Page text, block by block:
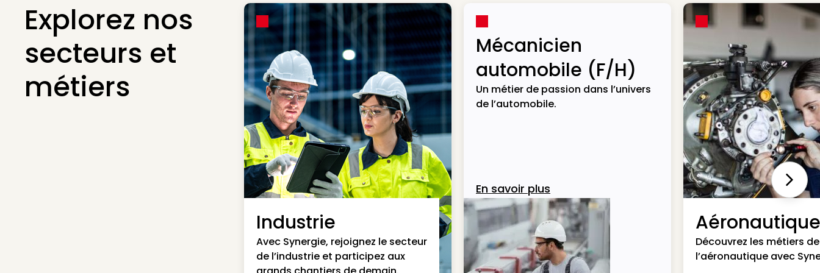
Explorez nos
secteurs et
métiers
Industrie
Avec Synergie, rejoignez le secteur
de l’industrie et participez aux
Mécanicien
automobile (F/H)
Un métier de passion dans l’univers
de l’automobile.
En savoir plus
Aéronautique
Découvrez les métiers de
l’aéronautique avec
Next